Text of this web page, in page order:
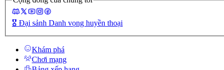
🎖️ Đại sảnh Danh vọng huyền thoại
Khám phá
Chơi mạng